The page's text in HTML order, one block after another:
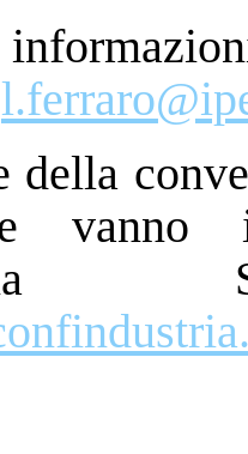
della
vanno